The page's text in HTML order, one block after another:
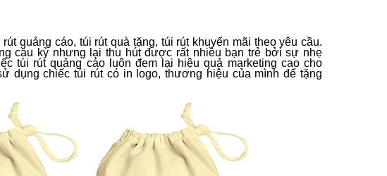
quảng cáo, túi rút quà tặng, túi rút khuyến mãi theo yêu cầu.
cầu kỳ nhưng lại thu hút được rất nhiều bạn trẻ bởi sự nhẹ
túi rút quảng cáo luôn đem lại hiệu quả marketing cao cho
dụng chiếc túi rút có in logo, thương hiệu của mình để tặng